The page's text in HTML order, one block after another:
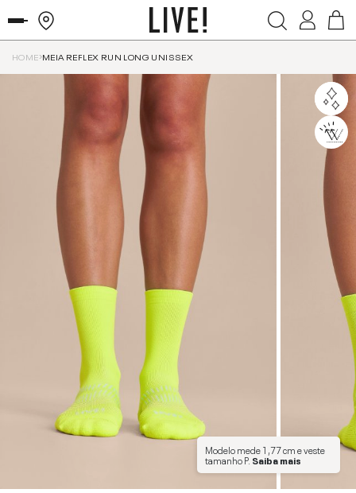
HOME MEIA REFLEX RUN LONG UNISSEX
Modelo mede1,77 cme veste
tamanhoP. Saiba mais